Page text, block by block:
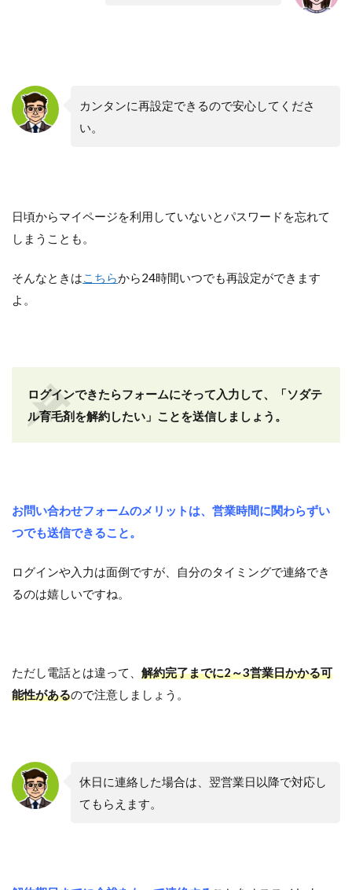
カンタンに再設定できるので安心してくださ
い。
日頃からマイページを利用していないとパスワードを忘れて
しまうことも。
そんなときはこちらから24時間いつでも再設定ができます
よ。
ログインできたらフォームにそって入力して、「ソダテ
ル育毛剤を解約したい」ことを送信しましょう。
お問い合わせフォームのメリットは、営業時間に関わらずい
つでも送信できること。
ログインや入力は面倒ですが、自分のタイミングで連絡でき
るのは嬉しいですね。
ただし電話とは違って、 解約完了までに2～3営業日かかる可
能性があるので注意しましょう。
休日に連絡した場合は、翌営業日以降で対応し
てもらえます。